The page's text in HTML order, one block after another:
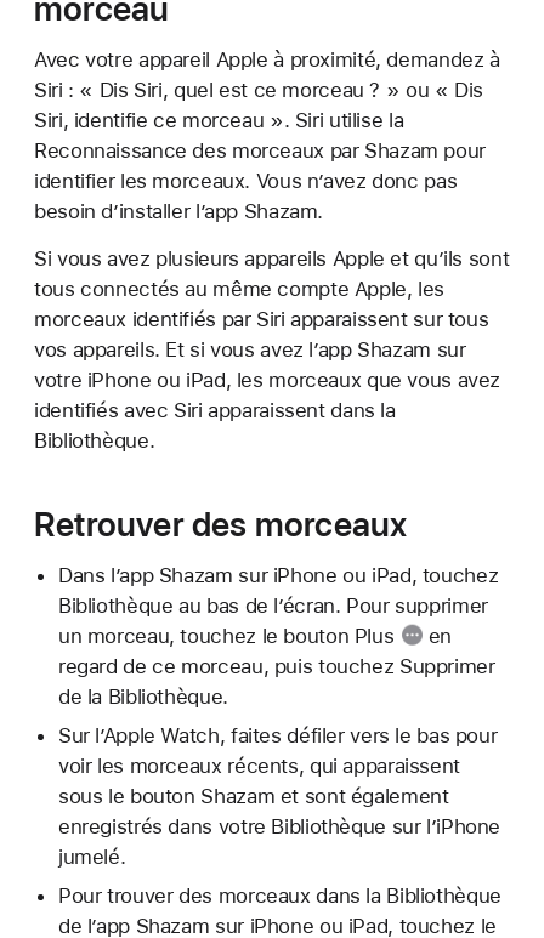
morceau
Avec votre appareil Apple à proximité, demandez à
Siri : « Dis Siri, quel est ce morceau ? » ou « Dis
Siri, identifie ce morceau ». Siri utilise la
Reconnaissance des morceaux par Shazam pour
identifier les morceaux. Vous n’avez donc pas
besoin d’installer l’app Shazam.
Si vous avez plusieurs appareils Apple et qu’ils sont
tous connectés au même compte Apple, les
morceaux identifiés par Siri apparaissent sur tous
vos appareils. Et si vous avez l’app Shazam sur
votre iPhone ou iPad, les morceaux que vous avez
identifiés avec Siri apparaissent dans la
Bibliothèque.
Retrouver des morceaux
Dans l’app Shazam sur iPhone ou iPad, touchez
Bibliothèque au bas de l’écran. Pour supprimer
un morceau, touchez le bouton Plus
en
regard de ce morceau, puis touchez Supprimer
de la Bibliothèque.
Sur l’Apple Watch, faites défiler vers le bas pour
voir les morceaux récents, qui apparaissent
sous le bouton Shazam et sont également
enregistrés dans votre Bibliothèque sur l’iPhone
jumelé.
Pour trouver des morceaux dans la Bibliothèque
de l’app Shazam sur iPhone ou iPad, touchez le